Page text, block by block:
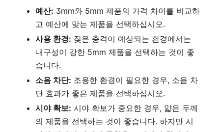
예산: 3mm와 5mm 제품의 가격 차이를 비교하
고 예산에 맞는 제품을 선택하십시오.
사용 환경: 잦은 충격이 예상되는 환경에서는
내구성이 강한 5mm 제품을 선택하는 것이 좋
습니다.
소음 차단: 조용한 환경이 필요한 경우, 소음 차
단 효과가 좋은 제품을 선택하십시오.
시야 확보: 시야 확보가 중요한 경우, 얇은 두께
의 제품을 선택하는 것이 좋습니다. 하지만 시